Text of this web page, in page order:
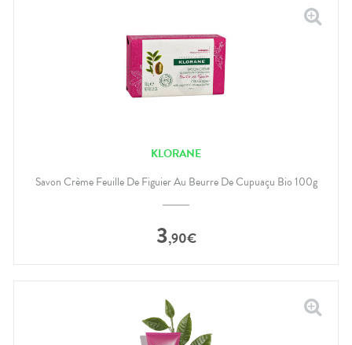
KLORANE
Savon Crème Feuille De Figuier Au Beurre De Cupuaçu Bio 100g
3,90€